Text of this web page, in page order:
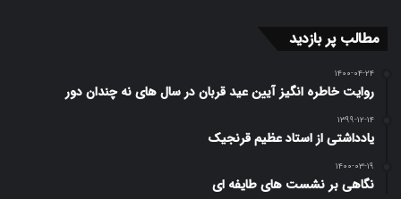
مطالب پر بازدید
۱۴۰۰-۰۴-۲۴
روایت خاطره انگیز آیین عید قربان در سال های نه چندان دور
۱۳۹۹-۱۲-۱۴
یادداشتی از استاد عظیم قرنجیک
۱۴۰۰-۰۳-۱۹
نگاهی بر نشست های طایفه ای